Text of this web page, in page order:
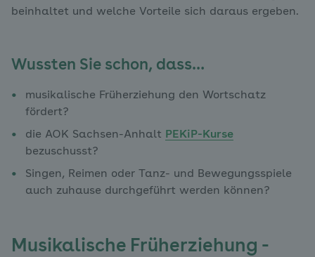
beinhaltet und welche Vorteile sich daraus ergeben.
Wussten Sie schon, dass…
musikalische Früherziehung den Wortschatz
fördert?
die AOK Sachsen-Anhalt PEKiP-Kurse
bezuschusst?
Singen, Reimen oder Tanz- und Bewegungsspiele
auch zuhause durchgeführt werden können?
Musikalische Früherziehung -